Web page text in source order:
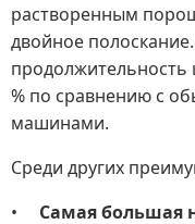
растворенным
двойное
продолжительность
% по сравнению с
машинами.
Среди других
• Самаябольшая